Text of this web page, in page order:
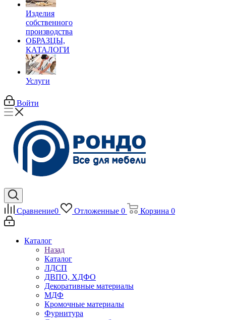
Изделия
собственного
производства
ОБРАЗЦЫ,
КАТАЛОГИ
Услуги
Войти
Сравнение0 Отложенные 0 Корзина 0
Каталог
Назад
Каталог
ЛДСП
ДВПО, ХДФО
Декоративные материалы
МДФ
Кромочные материалы
Фурнитура